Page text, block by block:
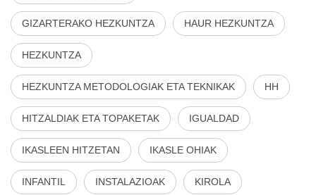
GIZARTERAKO HEZKUNTZA HAUR HEZKUNTZA
HEZKUNTZA
HEZKUNTZA METODOLOGIAK ETA TEKNIKAK HH
HITZALDIAK ETA TOPAKETAK IGUALDAD
IKASLEEN HITZETAN IKASLE OHIAK
INFANTIL INSTALAZIOAK KIROLA